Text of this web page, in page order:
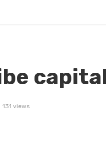
131 views